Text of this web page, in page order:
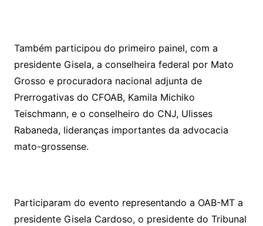
Também participou do primeiro painel, com a
presidente Gisela, a conselheira federal por Mato
Grosso e procuradora nacional adjunta de
Prerrogativas do CFOAB, Kamila Michiko
Teischmann, e o conselheiro do CNJ, Ulisses
Rabaneda, lideranças importantes da advocacia
mato-grossense.
Participaram do evento representando a OAB-MT a
presidente Gisela Cardoso, o presidente do Tribunal